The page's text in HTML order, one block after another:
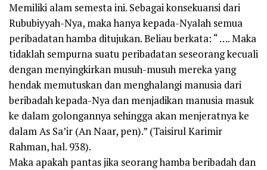
Memiliki alam semesta ini. Sebagai konsekuansi dari
Rububiyyah-Nya, maka hanya kepada-Nyalah semua
peribadatan hamba ditujukan. Beliau berkata: “ …. Maka
tidaklah sempurna suatu peribadatan seseorang kecuali
dengan menyingkirkan musuh-musuh mereka yang
hendak memutuskan dan menghalangi manusia dari
beribadah kepada-Nya dan menjadikan manusia masuk
ke dalam golongannya sehingga akan menjeratnya ke
dalam As Sa’ir (An Naar, pen).” (Taisirul Karimir
Rahman, hal. 938).
Maka apakah pantas jika seorang hamba beribadah dan